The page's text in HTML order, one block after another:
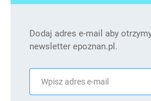
Dodaj adres e-mail aby
newsletter epoznan.pl.